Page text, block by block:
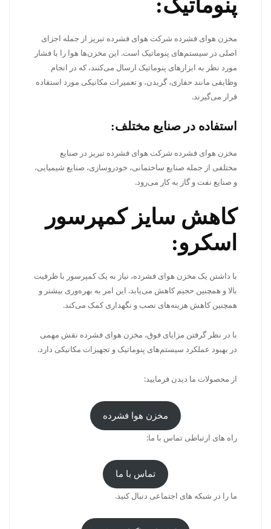
پنوماتیک:
مخزن هوای فشرده شرکت هوای فشرده تبریز از جمله اجزای
اصلی در سیستم‌های پنوماتیک است. این مخزن‌ها هوا را با فشار
مورد نظر به ابزارهای پنوماتیک ارسال می‌کنند، که در انجام
وظایفی مانند حفاری، گریدن، و تعمیرات مکانیکی مورد استفاده
قرار می‌گیرند.
استفاده در صنایع مختلف:
مخزن هوای فشرده شرکت هوای فشرده تبریز در صنایع
مختلفی از جمله صنایع ساختمانی، خودروسازی، صنایع شیمیایی،
و صنایع نفت و گاز به کار می‌رود.
کاهش سایز کمپرسور
اسکرو:
با داشتن یک مخزن هوای فشرده، نیاز به یک کمپرسور با ظرفیت
بالا و همچنین حجیم کاهش می‌یابد. این امر به بهره‌وری بیشتر و
همچنین کاهش هزینه‌های نصب و نگهداری کمک می‌کند.
با در نظر گرفتن مزایای فوق، مخزن هوای فشرده نقش مهمی
در بهبود عملکرد سیستم‌های پنوماتیک و تجهیزات مکانیکی دارد.
از محصولات ما دیدن فرمایید:
مخزن هوا فشرده
راه های ارتباطی تماس با ما:
تماس با ما
ما را در شبکه های اجتماعی دنبال کنید.